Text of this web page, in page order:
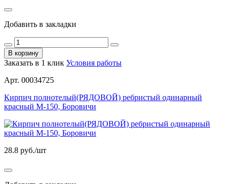
Добавить в закладки
В корзину
Заказать в 1 клик Условия работы
Арт. 00034725
Кирпич полнотелый(РЯДОВОЙ) ребристый одинарный
красный М-150, Боровичи
28.8 руб./шт